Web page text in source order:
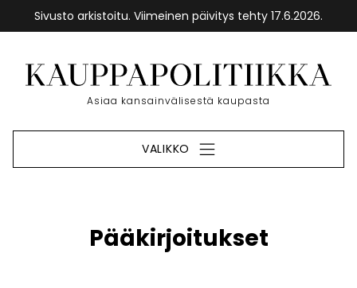
Sivusto arkistoitu. Viimeinen päivitys tehty 17.6.2026.
sisältöön
Etusivu
Asiaa kansainvälisestä kaupasta
VALIKKO
Pääkirjoitukset